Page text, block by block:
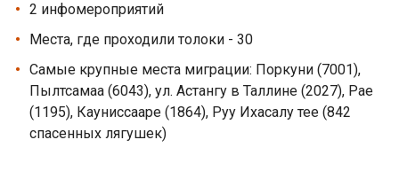
2 инфомероприятий
Места, где проходили толоки - 30
Самые крупные места миграции: Поркуни (7001),
Пылтсамаа (6043), ул. Астангу в Таллине (2027), Рае
(1195), Кауниссааре (1864), Руу Ихасалу тее (842
спасенных лягушек)